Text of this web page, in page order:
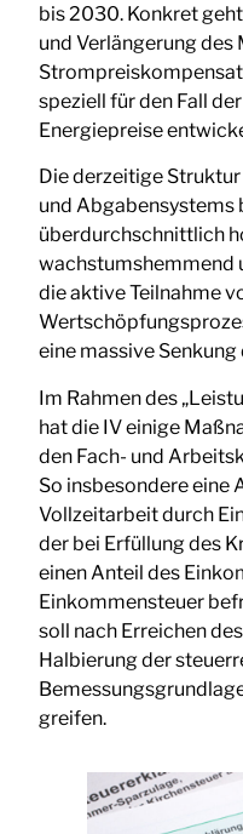
bis 2030. Konkret
und Verlängerung des
speziell für den Fall
Energiepreise
Die derzeitige
und
überdurchschnittlich
wachstumshemmend
die aktive Teilnahme
eine massive
Im Rahmen des
hat die IV einige
den Fach- und
So insbesondere eine
Vollzeitarbeit durch
der bei Erfüllung des
einen Anteil des
Einkommensteuer
soll nach Erreichen
Halbierung der
greifen.